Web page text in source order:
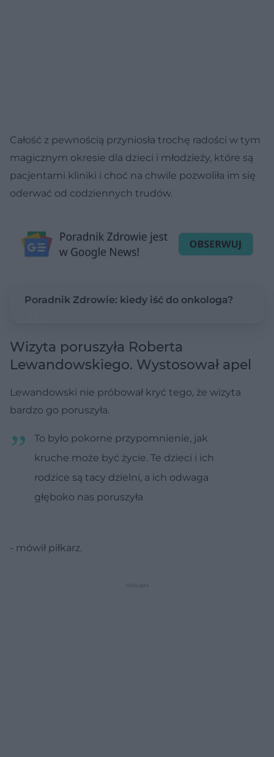
Całość z pewnością przyniosła trochę radości w tym
magicznym okresie dla dzieci i młodzieży, które są
pacjentami kliniki i choć na chwile pozwoliła im się
oderwać od codziennych trudów.
Poradnik Zdrowie: kiedy iść do onkologa?
Wizyta poruszyła Roberta
Lewandowskiego. Wystosował apel
Lewandowski nie próbował kryć tego, że wizyta
bardzo go poruszyła.
To było pokorne przypomnienie, jak
kruche może być życie. Te dzieci i ich
rodzice są tacy dzielni, a ich odwaga
głęboko nas poruszyła
- mówił piłkarz.